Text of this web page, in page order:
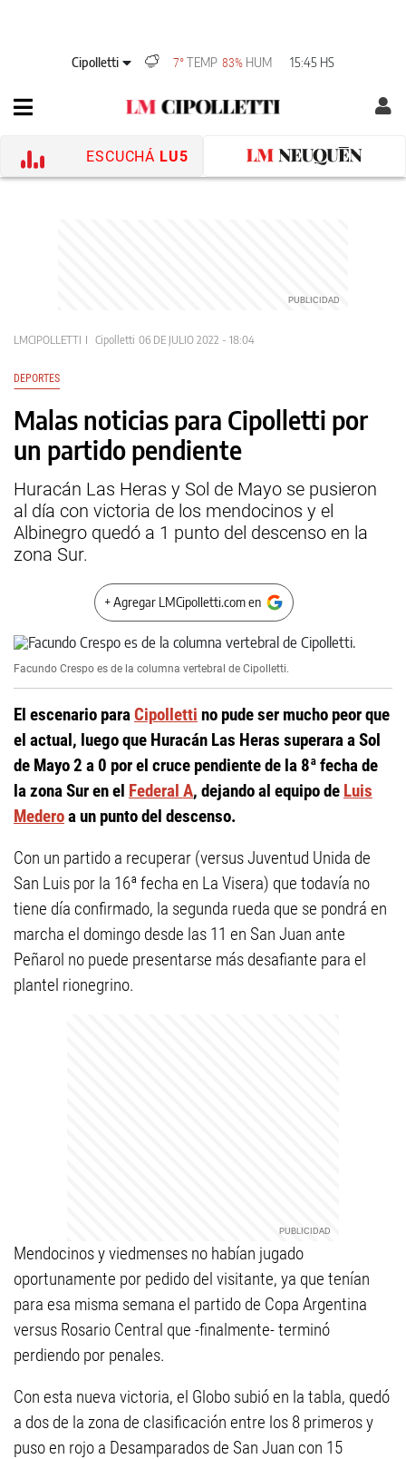
Cipolletti 7° TEMP 83% HUM 15:45 HS
ESCUCHÁ LU5
LMCIPOLLETTI Cipolletti 06 DE JULIO 2022 - 18:04
DEPORTES
Malas noticias para Cipolletti por
un partido pendiente
Huracán Las Heras y Sol de Mayo se pusieron
al día con victoria de los mendocinos y el
Albinegro quedó a 1 punto del descenso en la
zona Sur.
+ Agregar LMCipolletti.com en
Facundo Crespo es de la columna vertebral de Cipolletti.
El escenario paraCipolletti no pude ser mucho peor que
el actual, luego que Huracán Las Heras superara a Sol
de Mayo 2 a 0 por el cruce pendiente de la 8ª fecha de
la zona Sur en el Federal A, dejando al equipo de Luis
Mederoa un punto del descenso.
Con un partido a recuperar (versus Juventud Unida de
San Luis por la 16ª fecha en La Visera) que todavía no
tiene día confirmado, la segunda rueda que se pondrá en
marcha el domingo desde las 11 en San Juan ante
Peñarol no puede presentarse más desafiante para el
plantel rionegrino.
Mendocinos y viedmenses no habían jugado
oportunamente por pedido del visitante, ya que tenían
para esa misma semana el partido de Copa Argentina
versus Rosario Central que -finalmente- terminó
perdiendo por penales.
Con esta nueva victoria, el Globo subió en la tabla, quedó
a dos de la zona de clasificación entre los 8 primeros y
puso en rojo a Desamparados de San Juan con 15